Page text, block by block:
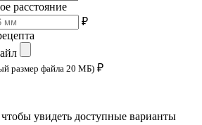
расстояние
₽
размер файла 20 МБ) ₽
увидеть доступные варианты